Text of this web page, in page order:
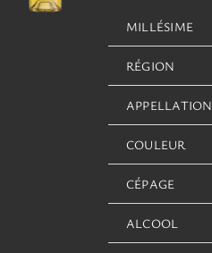
MILLÉSIME
RÉGION
APPELLATION
COULEUR
CÉPAGE
ALCOOL